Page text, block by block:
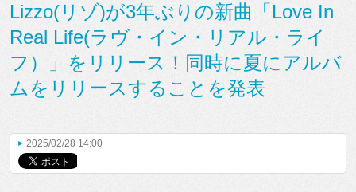
Lizzo(リゾ)が3年ぶりの新曲「Love In
Real Life(ラヴ・イン・リアル・ライ
フ）」をリリース！同時に夏にアルバ
ムをリリースすることを発表
2025/02/28 14:00